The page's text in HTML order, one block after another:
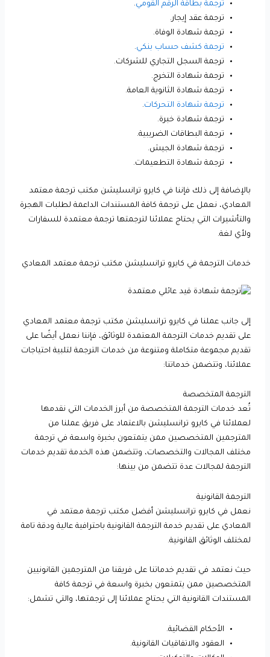
ترجمة بطاقة الرقم القومي.
ترجمة عقد إيجار.
ترجمة شهادة الوفاة.
ترجمة كشف حساب بنكي.
ترجمة السجل التجاري للشركات.
ترجمة شهادة التخرج.
ترجمة شهادة الثانوية العامة.
ترجمة شهادة التحركات.
ترجمة شهادة خبرة.
ترجمة البطاقات الضريبية.
ترجمة شهادة الجيش.
ترجمة شهادة التطعيمات.
بالإضافة إلى ذلك فإننا في كايرو ترانسليشن مكتب ترجمة معتمد
المعادي، نعمل على ترجمة كافة المستندات الداعمة لطلبات الهجرة
والتأشيرات التي يحتاج عملائنا لترجمتها ترجمة معتمدة للسفارات
ولأي لغة.
خدمات الترجمة في كايرو ترانسليشن مكتب ترجمة معتمد المعادي
إلى جانب عملنا في كايرو ترانسليشن مكتب ترجمة معتمد المعادي
على تقديم خدمات الترجمة المعتمدة للوثائق، فإننا نعمل أيضًا على
تقديم مجموعة متكاملة ومتنوعة من خدمات الترجمة لتلبية احتياجات
عملائنا، وتتضمن خدماتنا:
الترجمة المتخصصة
تُعد خدمات الترجمة المتخصصة من أبرز الخدمات التي نقدمها
لعملائنا في كايرو ترانسليشن بالاعتماد على فريق عملنا من
المترجمين المتخصصين ممن يتمتعون بخبرة واسعة في ترجمة
مختلف المجالات والتخصصات، وتتضمن هذه الخدمة تقديم خدمات
الترجمة لمجالات عدة تتضمن من بينها:
الترجمة القانونية
نعمل في كايرو ترانسليشن أفضل مكتب ترجمة معتمد في
المعادي على تقديم خدمة الترجمة القانونية باحترافية عالية ودقة تامة
لمختلف الوثائق القانونية.
حيث نعتمد في تقديم خدماتنا على فريقنا من المترجمين القانونيين
المتخصصين ممن يتمتعون بخبرة واسعة في ترجمة كافة
المستندات القانونية التي يحتاج عملائنا إلى ترجمتها، والتي تشمل:
الأحكام القضائية.
العقود والاتفاقيات القانونية.